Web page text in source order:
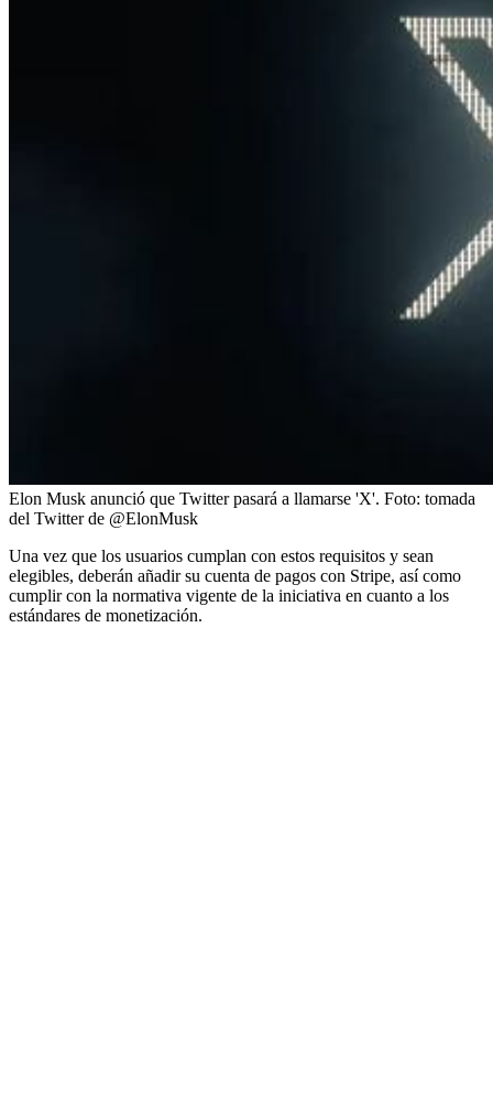
Elon Musk anunció que Twitter pasará a llamarse 'X'. Foto: tomada
del Twitter de @ElonMusk
Una vez que los usuarios cumplan con estos requisitos y sean
elegibles, deberán añadir su cuenta de pagos con Stripe, así como
cumplir con la normativa vigente de la iniciativa en cuanto a los
estándares de monetización.